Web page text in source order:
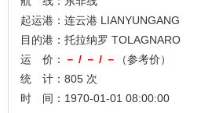
起运港：连云港 LIANYUNGANG
目的港：托拉纳罗 TOLAGNARO
运 价：
－ / － / －
（参考价）
统 计：805 次
时 间：1970-01-01 08:00:00